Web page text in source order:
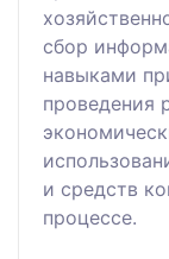
сбор
навыками
проведения
и средств
процессе.